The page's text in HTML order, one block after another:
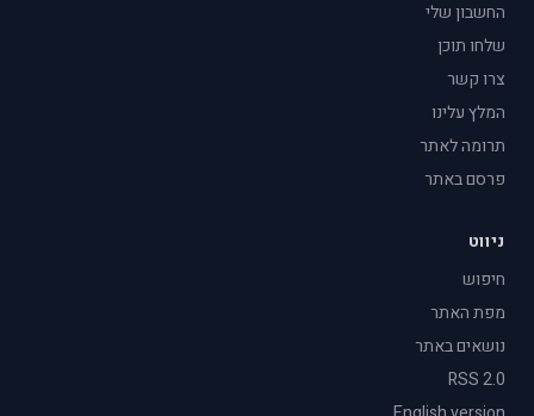
החשבון שלי
שלחו תוכן
צרו קשר
המלץ עלינו
תרומה לאתר
פרסם באתר
ניווט
חיפוש
מפת האתר
נושאים באתר
RSS 2.0